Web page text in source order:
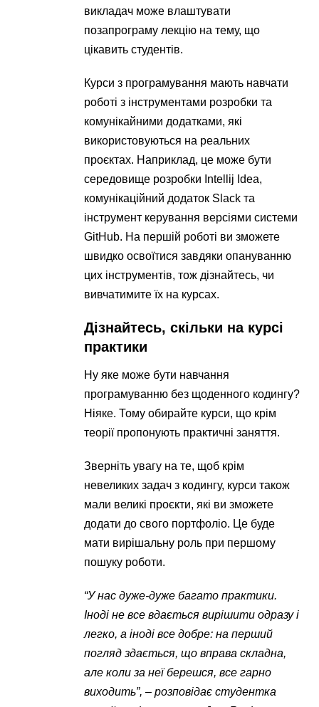
викладач може влаштувати
позапрограму лекцію на тему, що
цікавить студентів.
Курси з програмування мають навчати
роботі з інструментами розробки та
комунікайними додатками, які
використовуються на реальних
проєктах. Наприклад, це може бути
середовище розробки Intellij Idea,
комунікаційний додаток Slack та
інструмент керування версіями системи
GitHub. На першій роботі ви зможете
швидко освоїтися завдяки опануванню
цих інструментів, тож дізнайтесь, чи
вивчатимите їх на курсах.
Дізнайтесь, скільки на курсі
практики
Ну яке може бути навчання
програмуванню без щоденного кодингу?
Ніяке. Тому обирайте курси, що крім
теорії пропонують практичні заняття.
Зверніть увагу на те, щоб крім
невеликих задач з кодингу, курси також
мали великі проєкти, які ви зможете
додати до свого портфоліо. Це буде
мати вирішальну роль при першому
пошуку роботи.
“У нас дуже-дуже багато практики.
Іноді не все вдається вирішити одразу і
легко, а іноді все добре: на перший
погляд здається, що вправа складна,
але коли за неї берешся, все гарно
виходить”,– розповідає студентка